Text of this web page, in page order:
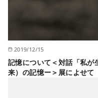
2019/12/15
記憶について＜対話「私
来）の記憶ー＞展によせて